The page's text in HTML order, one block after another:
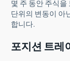
몇 주 동안 주식
단위의 변동이 아
합니다.
포지션 트레